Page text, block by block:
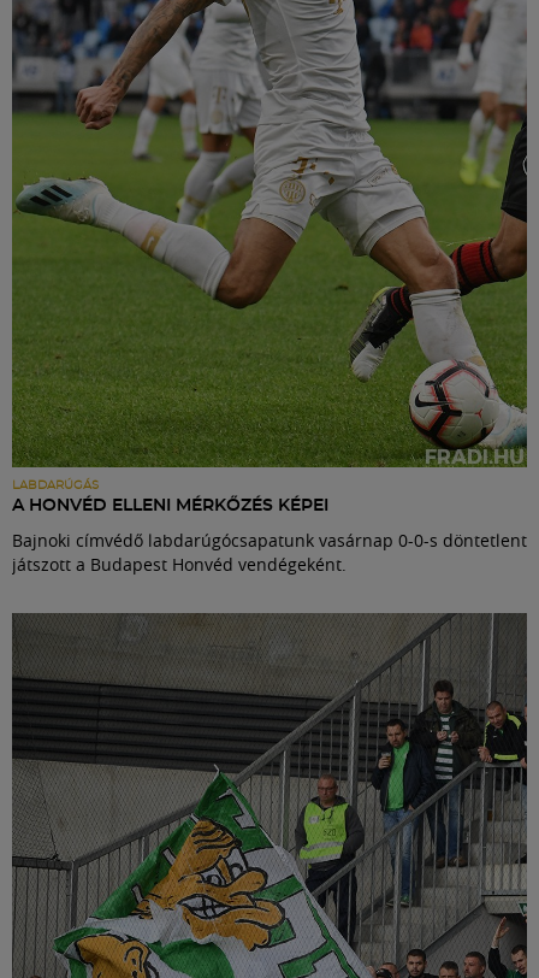
LABDARÚGÁS
A HONVÉD ELLENI MÉRKŐZÉS KÉPEI
Bajnoki címvédő labdarúgócsapatunk vasárnap 0-0-s döntetlent
játszott a Budapest Honvéd vendégeként.